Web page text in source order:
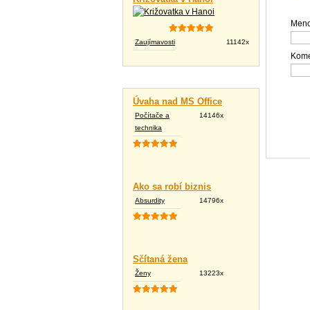
Zaujímavosti 11142x
Úvaha nad MS Office
Počítače a
technika
14146x
Ako sa robí biznis
Absurdity 14796x
Sčítaná žena
Ženy 13223x